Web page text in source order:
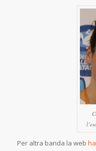
Per altra banda la web